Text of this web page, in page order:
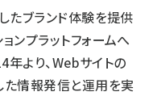
たブランド体験を提供
ンプラットフォームへ
より、Webサイトの
た情報発信と運用を実